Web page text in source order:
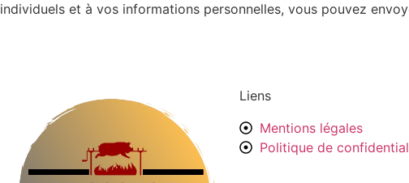
individuels et à vos informations personnelles, vous pouvez
Liens
Mentions légales
Politique de